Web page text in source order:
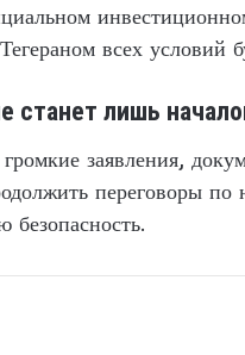
всех условий
станет лишь
заявления,
переговоры
безопасность.